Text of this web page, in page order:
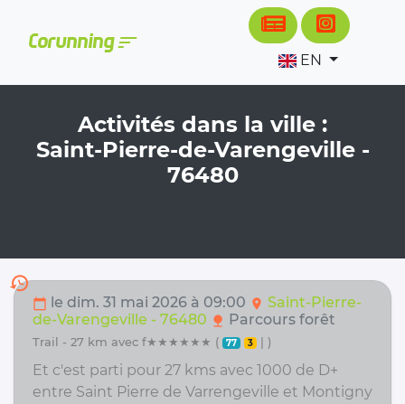
Corunningsort
EN
Activités dans la ville :
Saint-Pierre-de-Varengeville -
76480
history
calendar_today le dim. 31 mai 2026 à 09:00 location_on Saint-Pierre-
de-Varengeville - 76480 nature Parcours forêt
trail - 27 km avec f★★★★★★ ( 77 3 | )
Et c'est parti pour 27 kms avec 1000 de D+
entre Saint Pierre de Varrengeville et Montigny